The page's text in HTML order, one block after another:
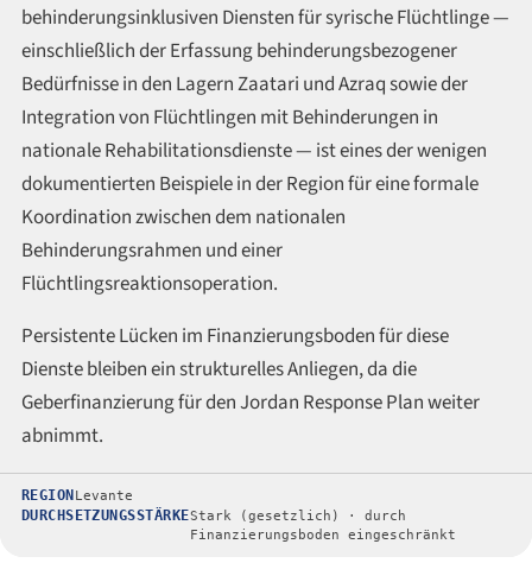
behinderungsinklusiven Diensten für syrische Flüchtlinge —
einschließlich der Erfassung behinderungsbezogener
Bedürfnisse in den Lagern Zaatari und Azraq sowie der
Integration von Flüchtlingen mit Behinderungen in
nationale Rehabilitationsdienste — ist eines der wenigen
dokumentierten Beispiele in der Region für eine formale
Koordination zwischen dem nationalen
Behinderungsrahmen und einer
Flüchtlingsreaktionsoperation.
Persistente Lücken im Finanzierungsboden für diese
Dienste bleiben ein strukturelles Anliegen, da die
Geberfinanzierung für den Jordan Response Plan weiter
abnimmt.
REGION Levante
DURCHSETZUNGSSTÄRKEStark (gesetzlich) · durch
Finanzierungsboden eingeschränkt